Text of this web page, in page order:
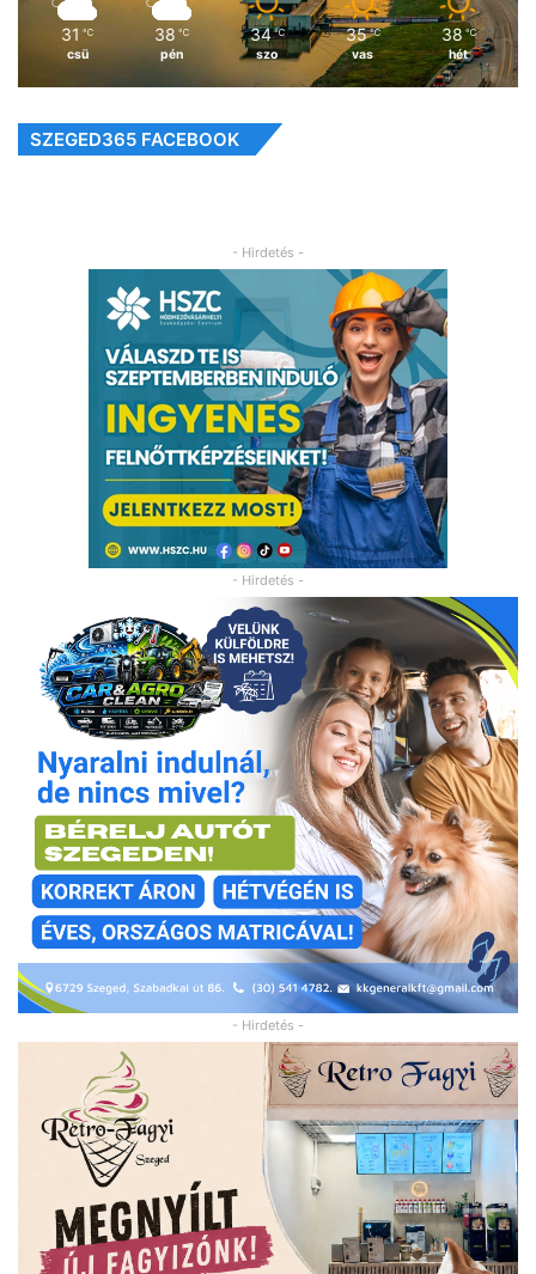
31 ℃
csü
38 ℃
pén
34 ℃
szo
35 ℃
vas
38 ℃
hét
SZEGED365 FACEBOOK
- Hirdetés -
- Hirdetés -
- Hirdetés -